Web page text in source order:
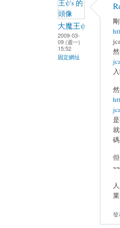
大魔王ψ
2009-03-
09 (週一)
15:52
固定網址
發